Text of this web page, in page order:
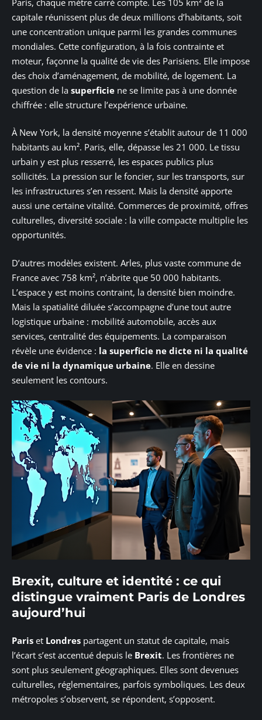
capitale réunissent plus de deux millions d’habitants, soit
une concentration unique parmi les grandes communes
mondiales. Cette configuration, à la fois contrainte et
moteur, façonne la qualité de vie des Parisiens. Elle impose
des choix d’aménagement, de mobilité, de logement. La
question de la superficie ne se limite pas à une donnée
chiffrée : elle structure l’expérience urbaine.
À New York, la densité moyenne s’établit autour de 11 000
habitants au km². Paris, elle, dépasse les 21 000. Le tissu
urbain y est plus resserré, les espaces publics plus
sollicités. La pression sur le foncier, sur les transports, sur
les infrastructures s’en ressent. Mais la densité apporte
aussi une certaine vitalité. Commerces de proximité, offres
culturelles, diversité sociale : la ville compacte multiplie les
opportunités.
D’autres modèles existent. Arles, plus vaste commune de
France avec 758 km², n’abrite que 50 000 habitants.
L’espace y est moins contraint, la densité bien moindre.
Mais la spatialité diluée s’accompagne d’une tout autre
logistique urbaine : mobilité automobile, accès aux
services, centralité des équipements. La comparaison
révèle une évidence : la superficie ne dicte ni la qualité
de vie ni la dynamique urbaine. Elle en dessine
seulement les contours.
Brexit, culture et identité : ce qui
distingue vraiment Paris de Londres
aujourd’hui
Paris et Londres partagent un statut de capitale, mais
l’écart s’est accentué depuis le Brexit. Les frontières ne
sont plus seulement géographiques. Elles sont devenues
culturelles, réglementaires, parfois symboliques. Les deux
métropoles s’observent, se répondent, s’opposent.